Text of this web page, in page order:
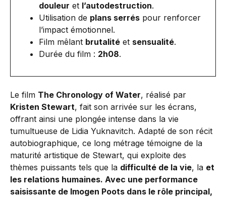
douleur et l’autodestruction.
Utilisation de plans serrés pour renforcer
l’impact émotionnel.
Film mêlant brutalité et sensualité.
Durée du film : 2h08.
Le film The Chronology of Water, réalisé par
Kristen Stewart, fait son arrivée sur les écrans,
offrant ainsi une plongée intense dans la vie
tumultueuse de Lidia Yuknavitch. Adapté de son récit
autobiographique, ce long métrage témoigne de la
maturité artistique de Stewart, qui exploite des
thèmes puissants tels que la difficulté de la vie, la et
les relations humaines. Avec une performance
saisissante de Imogen Poots dans le rôle principal,